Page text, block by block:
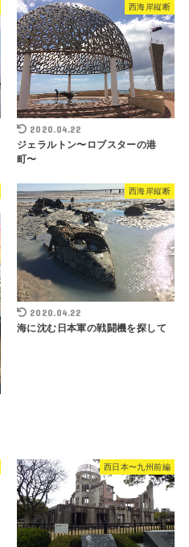
西海岸縦断
2020.04.22
ジェラルトン〜ロブスターの港
町〜
西海岸縦断
2020.04.22
海に沈む日本軍の戦闘機を探して
西日本〜九州前編